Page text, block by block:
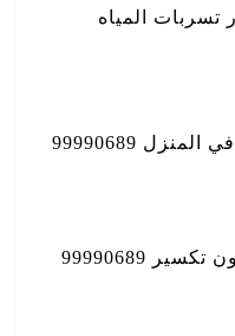
المياه
99990689
99990689